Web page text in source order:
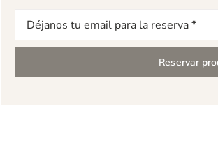
Correo
electrónico
Reservar